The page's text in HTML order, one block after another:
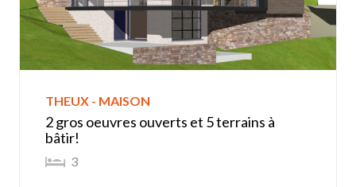
THEUX - MAISON
2 gros oeuvres ouverts et 5 terrains à
bâtir!
3